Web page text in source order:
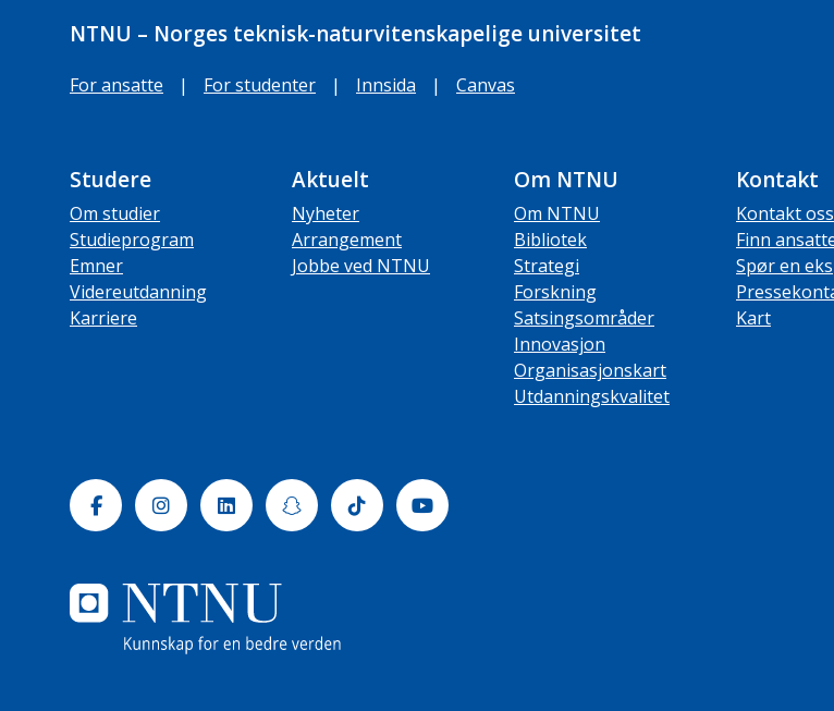
NTNU – Norges teknisk-naturvitenskapelige universitet
For ansatte | For studenter | Innsida | Canvas
Studere
Om studier
Studieprogram
Emner
Videreutdanning
Karriere
Aktuelt
Nyheter
Arrangement
Jobbe ved NTNU
Om NTNU
Om NTNU
Bibliotek
Strategi
Forskning
Satsingsområder
Innovasjon
Organisasjonskart
Utdanningskvalitet
Kontakt
Kontakt oss
Finn
Spør en
Kart
FacebookInstagramLinkedinSnapchatTiktok Youtube